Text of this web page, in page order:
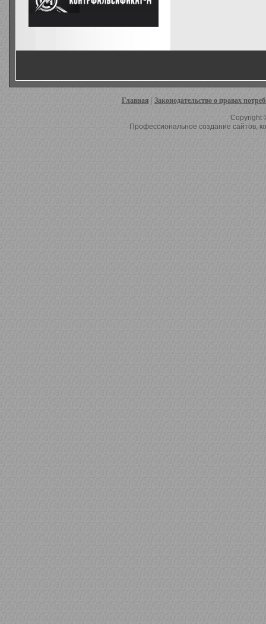
Главная Законодательство о правах
Copyright
Профессиональное создание сайтов,